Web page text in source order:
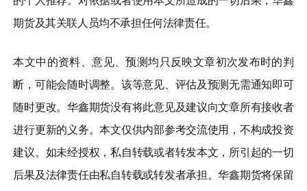
期货及其关联人员均不承担任何法律责任。
本文中的资料、意见、预测均只反映文章初次发布时的判
断，可能会随时调整。该等意见、评估及预测无需通知即可
随时更改。华鑫期货没有将此意见及建议向文章所有接收者
进行更新的义务。本文仅供内部参考交流使用，不构成投资
建议。如未经授权，私自转载或者转发本文，所引起的一切
后果及法律责任由私自转载或转发者承担。华鑫期货将保留